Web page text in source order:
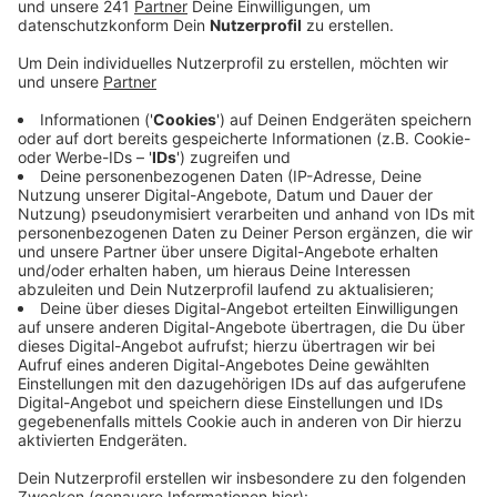
Veröffentlicht:Montag, 06.07.2026 06:26
Anzeige
Nach deren Einschätzung war die Stadt so voll wie
noch nie bei einem CSD. Rund 1,5 Millionen Menschen
hätten demonstriert. Auch die Ordnungsbehörden
hätten diesen Eindruck bestätigt, sagt Niklas Kaiser
vom ColognePride. NRW-Innenminister Herbert Reul
sagte, er mache sich zunehmend Sorgen: "Wir haben
zunehmend Menschen, die den Anspruch erheben, zu
bestimmen, wie man leben muss. Und das ist ein
Irrtum.» Laut Polizei und Veranstaltern verlief der Tag
insgesamt friedlich. Gegen 18 Uhr rollte der letzte
Wagen über die Deutzer Brücke. Bei dem Zug hatten
250 Gruppen und 60.000 Teilnehmer mitgemacht.